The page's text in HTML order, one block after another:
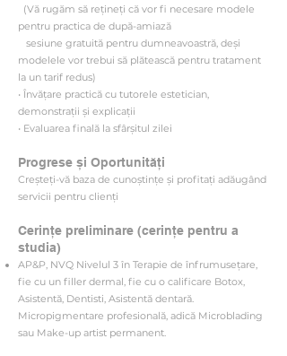
(Vă rugăm să rețineți că vor fi necesare modele
pentru practica de după-amiază
sesiune gratuită pentru dumneavoastră, deși
modelele vor trebui să plătească pentru tratament
la un tarif redus)
• Învățare practică cu tutorele estetician,
demonstrații și explicații
• Evaluarea finală la sfârșitul zilei
Progrese și Oportunități
Creșteți-vă baza de cunoștințe și profitați adăugând
servicii pentru clienți
Cerințe preliminare (cerințe pentru a
studia)
AP&P, NVQ Nivelul 3 în Terapie de înfrumusețare,
fie cu un filler dermal, fie cu o calificare Botox,
Asistentă, Dentisti, Asistentă dentară.
Micropigmentare profesională, adică Microblading
sau Make-up artist permanent.